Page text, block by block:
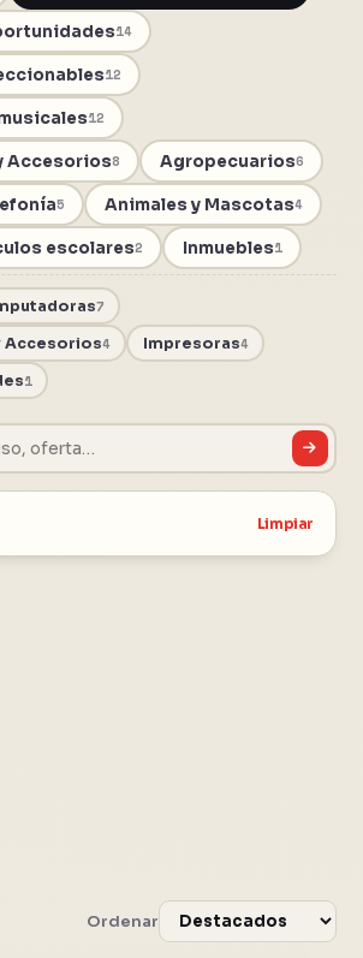
14
12
12
Accesorios8 Agropecuarios6
5 Animales y Mascotas4
escolares2 Inmuebles1
7
Accesorios4 Impresoras4
1
Limpiar
Ordenar